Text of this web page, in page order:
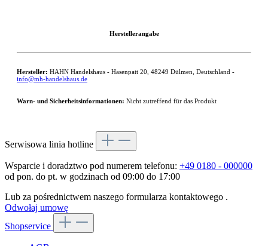
Herstellerangabe
Hersteller: HAHN Handelshaus - Hasenpatt 20, 48249 Dülmen, Deutschland -
info@mh-handelshaus.de
Warn- und Sicherheitsinformationen: Nicht zutreffend für das Produkt
Serwisowa linia hotline
Wsparcie i doradztwo pod numerem telefonu: +49 0180 - 000000
od pon. do pt. w godzinach od 09:00 do 17:00
Lub za pośrednictwem naszego formularza kontaktowego .
Odwołaj umowę
Shopservice